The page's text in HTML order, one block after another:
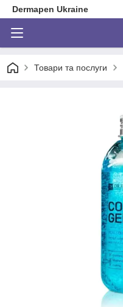
Dermapen Ukraine
Товари та послуги